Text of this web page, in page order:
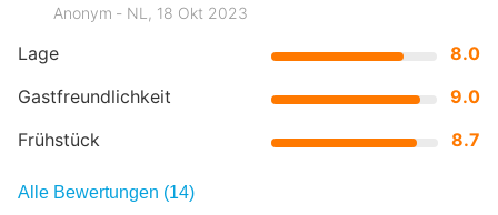
Lage
8.0
Gastfreundlichkeit
9.0
Frühstück
8.7
Zentrum entfernt.
Anonym ‐ NL, 18 Okt 2023
Alle Bewertungen (14)